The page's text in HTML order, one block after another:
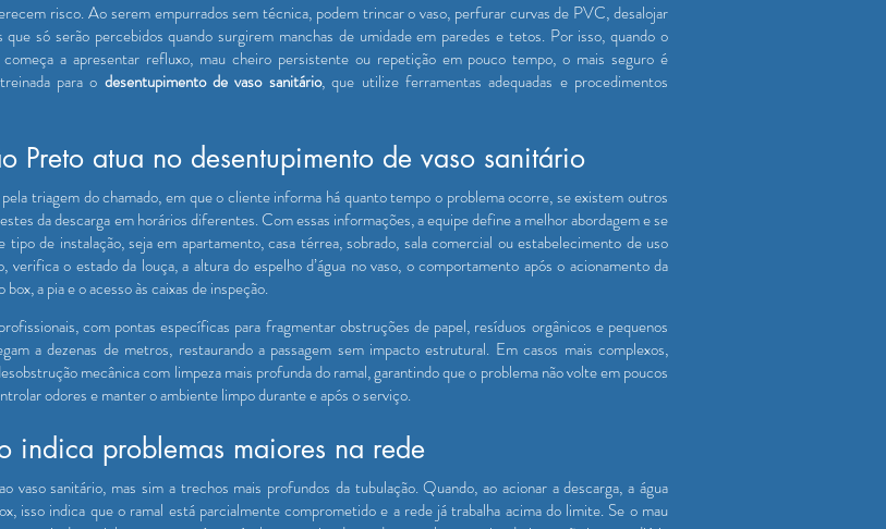
risco. Ao serem empurrados sem técnica, podem trincar o vaso, perfurar curvas de PVC, desalojar
só serão percebidos quando surgirem manchas de umidade em paredes e tetos. Por isso, quando o
a apresentar refluxo, mau cheiro persistente ou repetição em pouco tempo, o mais seguro é
para o desentupimento de vaso sanitário, que utilize ferramentas adequadas e procedimentos
Preto atua no desentupimento de vaso sanitário
triagem do chamado, em que o cliente informa há quanto tempo o problema ocorre, se existem outros
da descarga em horários diferentes. Com essas informações, a equipe define a melhor abordagem e se
tipo de instalação, seja em apartamento, casa térrea, sobrado, sala comercial ou estabelecimento de uso
o estado da louça, a altura do espelho d’água no vaso, o comportamento após o acionamento da
a pia e o acesso às caixas de inspeção.
com pontas específicas para fragmentar obstruções de papel, resíduos orgânicos e pequenos
a dezenas de metros, restaurando a passagem sem impacto estrutural. Em casos mais complexos,
mecânica com limpeza mais profunda do ramal, garantindo que o problema não volte em poucos
odores e manter o ambiente limpo durante e após o serviço.
indica problemas maiores na rede
sanitário, mas sim a trechos mais profundos da tubulação. Quando, ao acionar a descarga, a água
isso indica que o ramal está parcialmente comprometido e a rede já trabalha acima do limite. Se o mau